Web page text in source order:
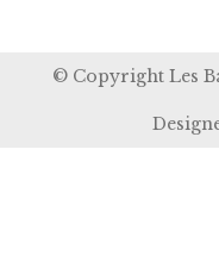
© Copyright Les